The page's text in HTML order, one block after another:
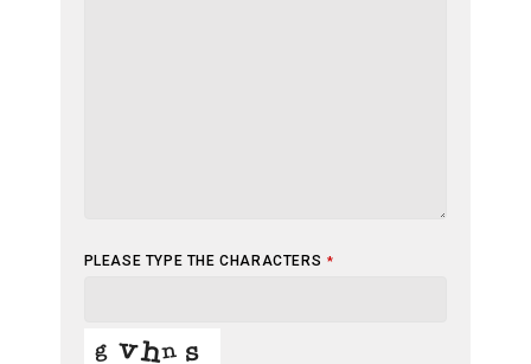
PLEASE TYPE THE CHARACTERS *